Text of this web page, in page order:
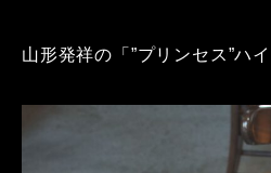
山形発祥の「”プリンセス”ハ